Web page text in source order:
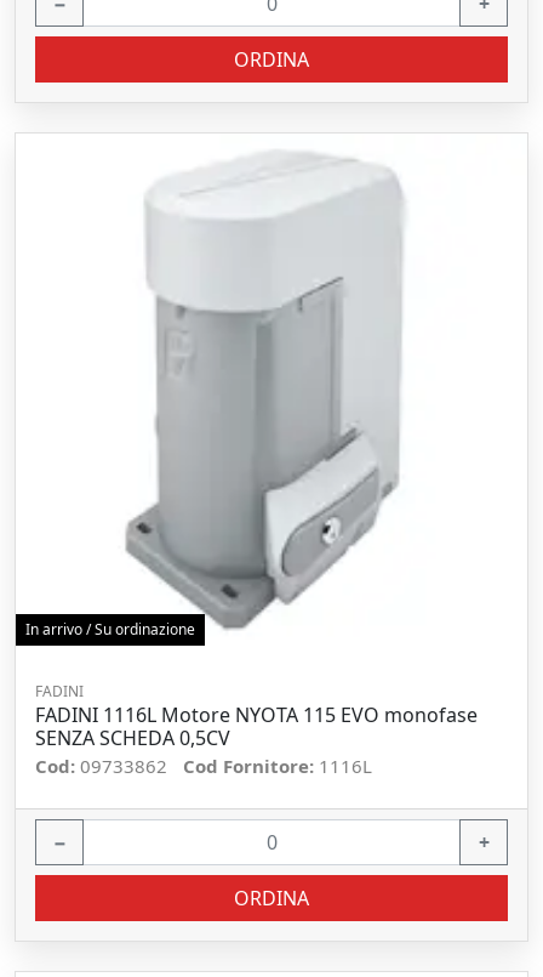
ORDINA
In arrivo / Su ordinazione
FADINI
FADINI 1116L Motore NYOTA 115 EVO monofase
SENZA SCHEDA 0,5CV
Cod: 09733862 Cod Fornitore: 1116L
− +
ORDINA